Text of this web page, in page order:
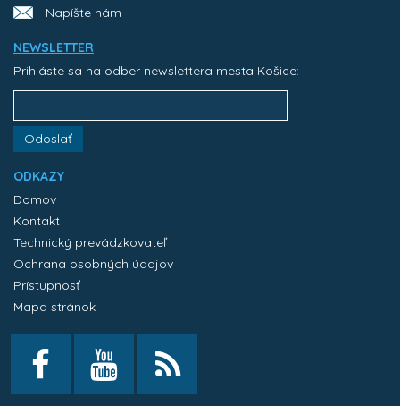
Napíšte nám
NEWSLETTER
Prihláste sa na odber newslettera mesta Košice:
Odoslať
ODKAZY
Domov
Kontakt
Technický prevádzkovateľ
Ochrana osobných údajov
Prístupnosť
Mapa stránok